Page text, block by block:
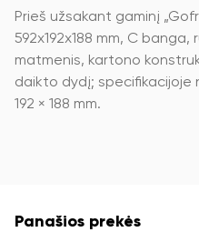
Prieš užsakant gaminį
592x192x188 mm, C
matmenis, kartono
daikto dydį; specifikacijoje
192 × 188 mm.
Panašios prekės